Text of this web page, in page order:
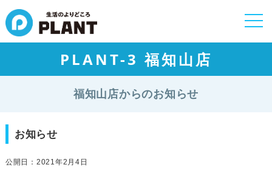
PLANT-3 福知山店
福知山店からのお知らせ
お知らせ
公開日：2021年2月4日